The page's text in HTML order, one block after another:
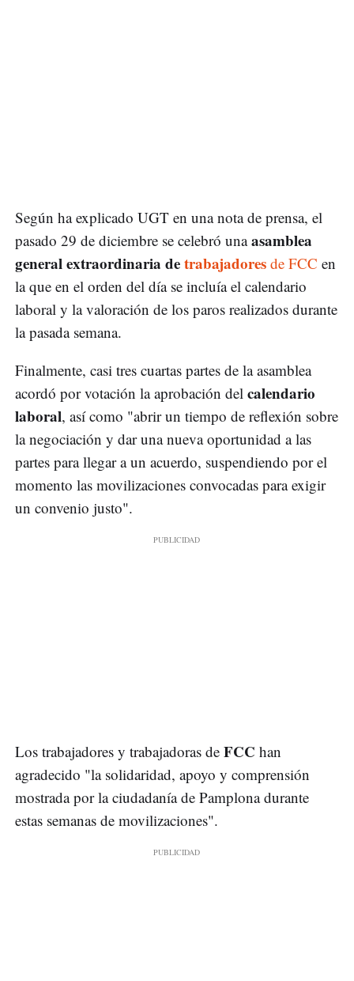
Según ha explicado UGT en una nota de prensa, el
pasado 29 de diciembre se celebró unaasamblea
general extraordinaria detrabajadores de FCC en
la que en el orden del día se incluía el calendario
laboral y la valoración de los paros realizados durante
la pasada semana.
Finalmente, casi tres cuartas partes de la asamblea
acordó por votación la aprobación del calendario
laboral, así como "abrir un tiempo de reflexión sobre
la negociación y dar una nueva oportunidad a las
partes para llegar a un acuerdo, suspendiendo por el
momento las movilizaciones convocadas para exigir
un convenio justo".
Los trabajadores y trabajadoras de FCC han
agradecido "la solidaridad, apoyo y comprensión
mostrada por la ciudadanía de Pamplona durante
estas semanas de movilizaciones".